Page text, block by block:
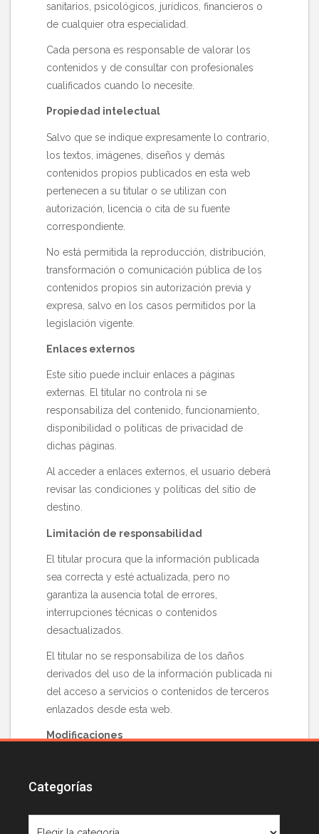
sanitarios, psicológicos, jurídicos, financieros o
de cualquier otra especialidad.
Cada persona es responsable de valorar los
contenidos y de consultar con profesionales
cualificados cuando lo necesite.
Propiedad intelectual
Salvo que se indique expresamente lo contrario,
los textos, imágenes, diseños y demás
contenidos propios publicados en esta web
pertenecen a su titular o se utilizan con
autorización, licencia o cita de su fuente
correspondiente.
No está permitida la reproducción, distribución,
transformación o comunicación pública de los
contenidos propios sin autorización previa y
expresa, salvo en los casos permitidos por la
legislación vigente.
Enlaces externos
Este sitio puede incluir enlaces a páginas
externas. El titular no controla ni se
responsabiliza del contenido, funcionamiento,
disponibilidad o políticas de privacidad de
dichas páginas.
Al acceder a enlaces externos, el usuario deberá
revisar las condiciones y políticas del sitio de
destino.
Limitación de responsabilidad
El titular procura que la información publicada
sea correcta y esté actualizada, pero no
garantiza la ausencia total de errores,
interrupciones técnicas o contenidos
desactualizados.
El titular no se responsabiliza de los daños
derivados del uso de la información publicada ni
del acceso a servicios o contenidos de terceros
enlazados desde esta web.
Modificaciones
contenidos, así como este Aviso Legal, cuando
lo considere necesario.
Categorías